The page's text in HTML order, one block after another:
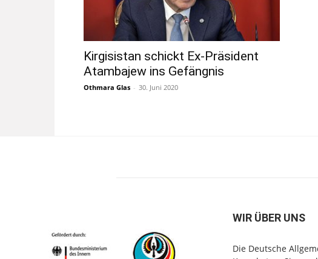
Kirgisistan schickt Ex-Präsident
Atambajew ins Gefängnis
Othmara Glas - 30. Juni 2020
WIR ÜBER UNS
Die Deutsche